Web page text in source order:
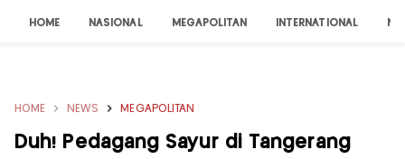
HOME NASIONAL MEGAPOLITAN INTERNATIONAL
HOME NEWS MEGAPOLITAN
Duh! Pedagang Sayur di Tangerang